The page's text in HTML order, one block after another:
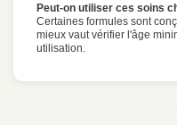
Peut-on utiliser ces soins
Certaines formules sont
mieux vaut vérifier l'âge
utilisation.